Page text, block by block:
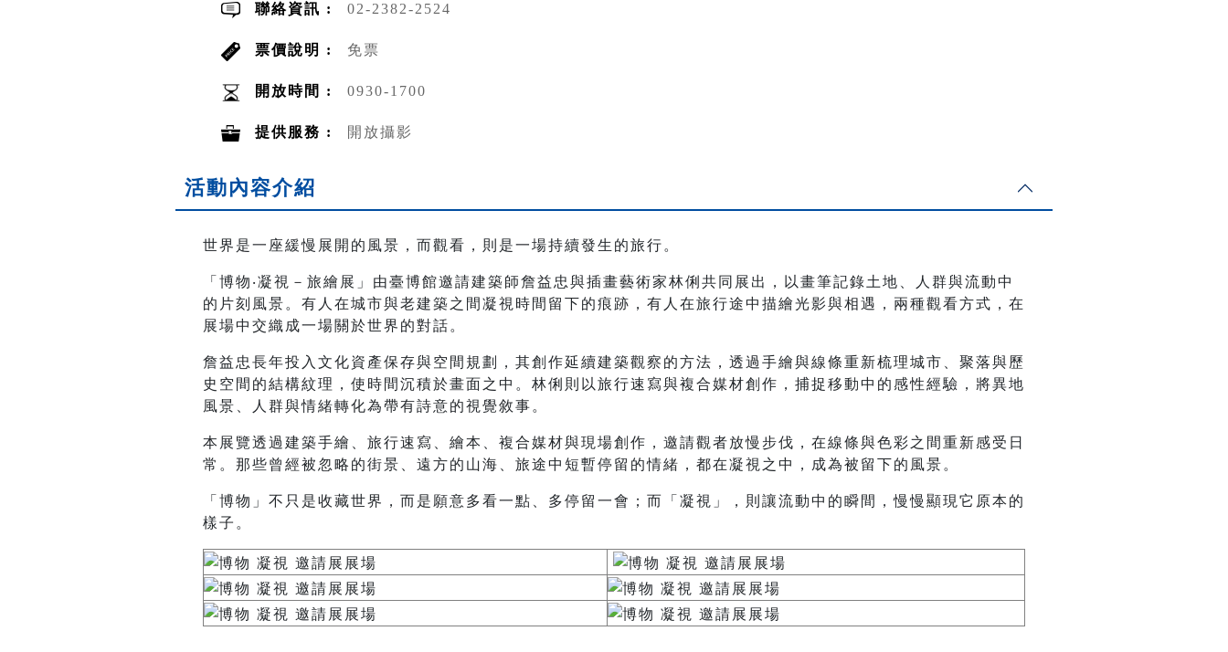
聯絡資訊 : 02-2382-2524
票價說明 : 免票
開放時間 : 0930-1700
提供服務 : 開放攝影
活動內容介紹
世界是一座緩慢展開的風景，而觀看，則是一場持續發生的旅行。
「博物‧凝視－旅繪展」由臺博館邀請建築師詹益忠與插畫藝術家林俐共同展出，以畫筆記錄土地、人群與流動中
的片刻風景。有人在城市與老建築之間凝視時間留下的痕跡，有人在旅行途中描繪光影與相遇，兩種觀看方式，在
展場中交織成一場關於世界的對話。
詹益忠長年投入文化資產保存與空間規劃，其創作延續建築觀察的方法，透過手繪與線條重新梳理城市、聚落與歷
史空間的結構紋理，使時間沉積於畫面之中。林俐則以旅行速寫與複合媒材創作，捕捉移動中的感性經驗，將異地
風景、人群與情緒轉化為帶有詩意的視覺敘事。
本展覽透過建築手繪、旅行速寫、繪本、複合媒材與現場創作，邀請觀者放慢步伐，在線條與色彩之間重新感受日
常。那些曾經被忽略的街景、遠方的山海、旅途中短暫停留的情緒，都在凝視之中，成為被留下的風景。
「博物」不只是收藏世界，而是願意多看一點、多停留一會；而「凝視」，則讓流動中的瞬間，慢慢顯現它原本的
樣子。